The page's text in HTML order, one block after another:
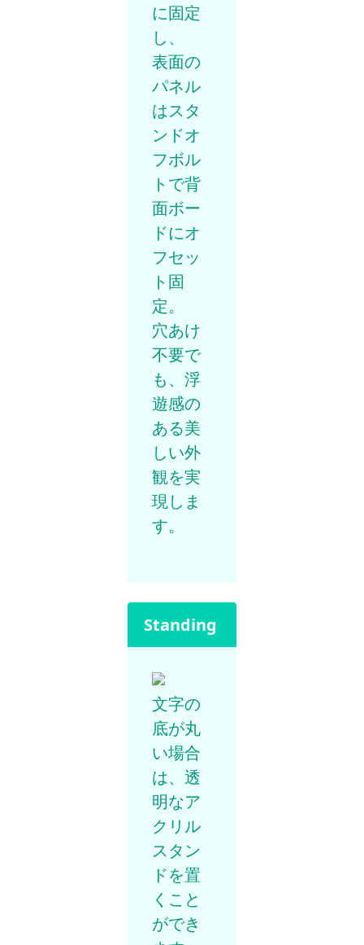
に固定
し、
表面の
パネル
はスタ
ンドオ
フボル
トで背
面ボー
ドにオ
フセッ
ト固
定。
穴あけ
不要で
も、浮
遊感の
ある美
しい外
観を実
現しま
す。
Standing
文字の
底が丸
い場合
は、透
明なア
クリル
スタン
ドを置
くこと
ができ